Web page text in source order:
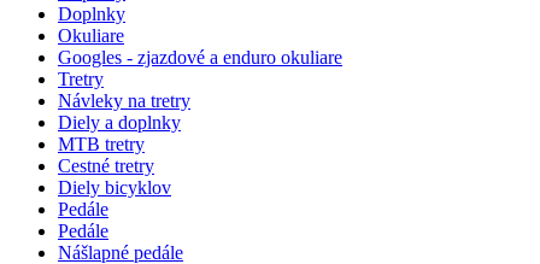
Doplnky
Okuliare
Googles - zjazdové a enduro okuliare
Tretry
Návleky na tretry
Diely a doplnky
MTB tretry
Cestné tretry
Diely bicyklov
Pedále
Pedále
Nášlapné pedále